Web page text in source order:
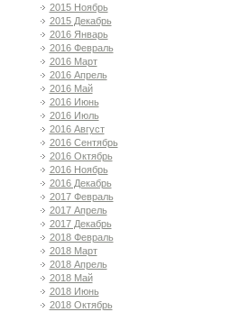
2015 Ноябрь
2015 Декабрь
2016 Январь
2016 Февраль
2016 Март
2016 Апрель
2016 Май
2016 Июнь
2016 Июль
2016 Август
2016 Сентябрь
2016 Октябрь
2016 Ноябрь
2016 Декабрь
2017 Февраль
2017 Апрель
2017 Декабрь
2018 Февраль
2018 Март
2018 Апрель
2018 Май
2018 Июнь
2018 Октябрь